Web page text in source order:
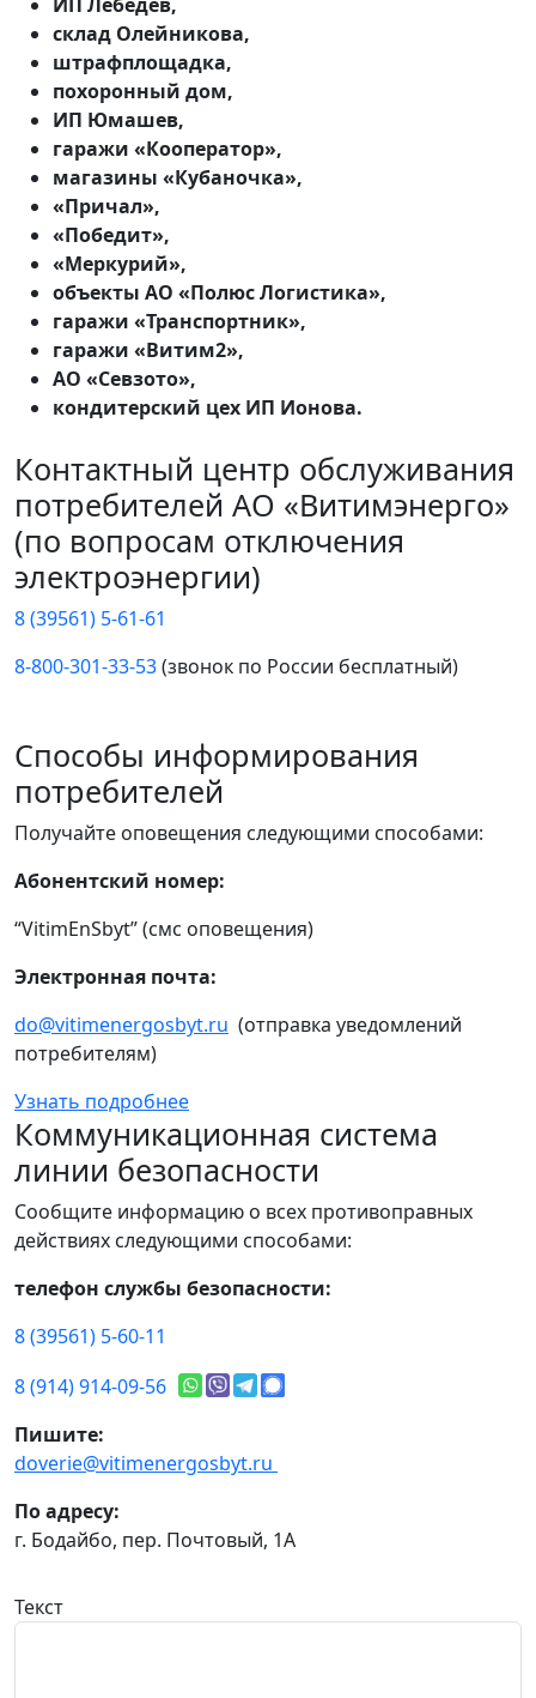
склад Олейникова,
штрафплощадка,
похоронный дом,
ИП Юмашев,
гаражи «Кооператор»,
магазины «Кубаночка»,
«Причал»,
«Победит»,
«Меркурий»,
объекты АО «Полюс Логистика»,
гаражи «Транспортник»,
гаражи «Витим2»,
АО «Севзото»,
кондитерский цех ИП Ионова.
Контактный центр обслуживания
потребителей АО «Витимэнерго»
(по вопросам отключения
электроэнергии)
8 (39561) 5-61-61
8-800-301-33-53(звонок по России бесплатный)
Способы информирования
потребителей
Получайте оповещения следующими способами:
Абонентский номер:
“VitimEnSbyt” (смс оповещения)
Электронная почта:
do@vitimenergosbyt.ru (отправка уведомлений
потребителям)
Узнать подробнее
Коммуникационная система
линии безопасности
Сообщите информацию о всех противоправных
действиях следующими способами:
телефон службы безопасности:
8 (39561) 5-60-11
8 (914) 914-09-56
Пишите:
doverie@vitimenergosbyt.ru
По адресу:
г. Бодайбо, пер. Почтовый, 1А
Текст